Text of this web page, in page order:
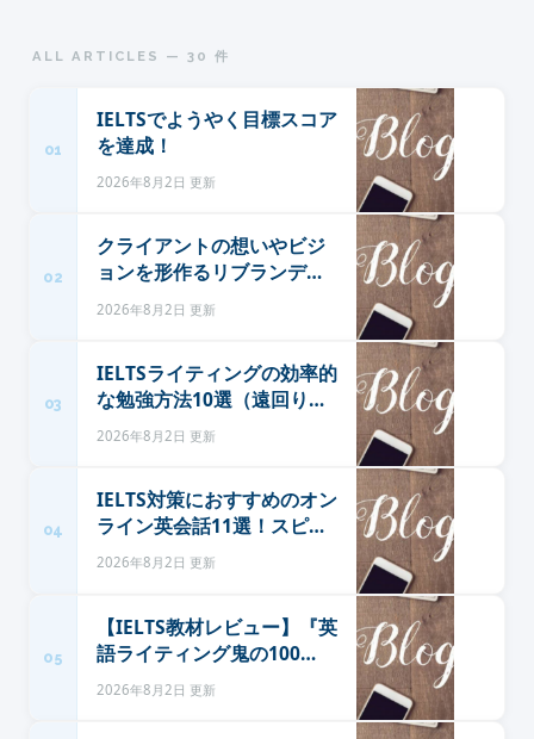
ALL ARTICLES — 30 件
01
IELTSでようやく目標スコア
を達成！
2026年8月2日 更新
02
クライアントの想いやビジ
ョンを形作るリブランディ
ング（FLOURISH）
2026年8月2日 更新
03
IELTSライティングの効率的
な勉強方法10選（遠回りを
避けるために）（異文化の
2026年8月2日 更新
04
IELTS対策におすすめのオン
ライン英会話11選！スピー
キング・ライティングを得
意に（プロリア英会話）
2026年8月2日 更新
05
【IELTS教材レビュー】『英
語ライティング鬼の100
則』高橋 響 著（異文化の魔
2026年8月2日 更新